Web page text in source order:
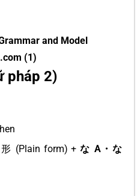
and Model
(1)
pháp 2)
(Plain form) +な A・な